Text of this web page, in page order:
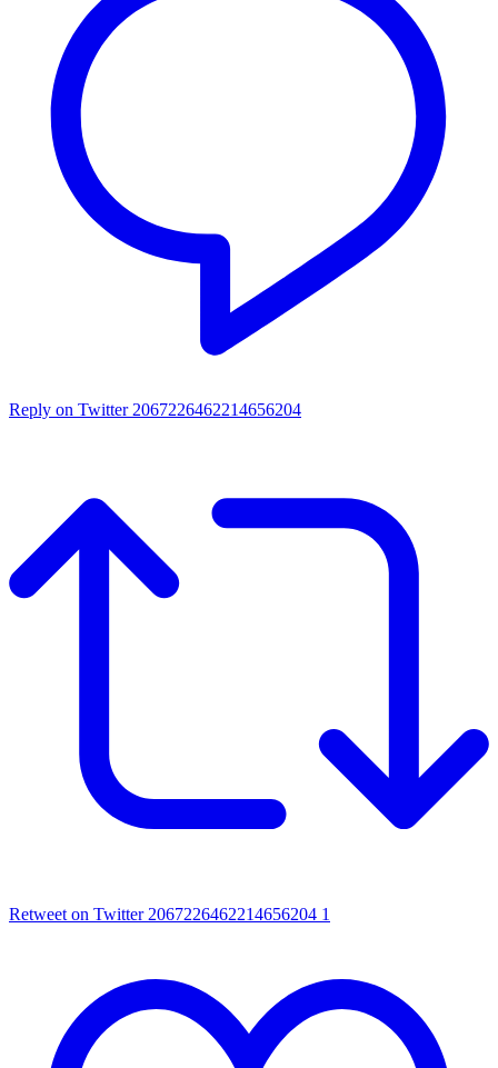
Reply on Twitter 2067226462214656204
Retweet on Twitter 2067226462214656204 1